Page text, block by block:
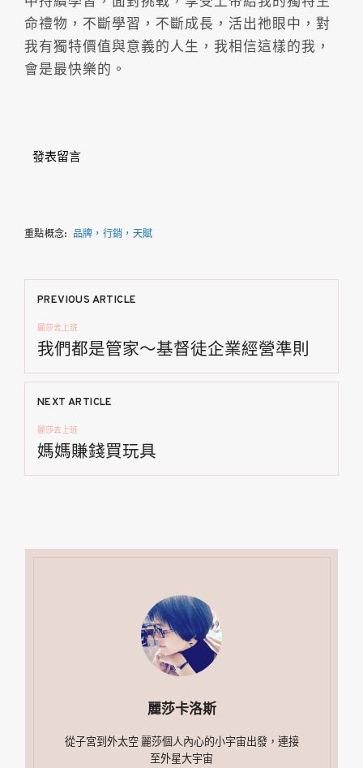
命禮物，不斷學習，不斷成長，活出祂眼中，對
我有獨特價值與意義的人生，我相信這樣的我，
會是最快樂的。
發表留言
重點概念: 品牌，行銷，天賦
文
章
導
覽
PREVIOUS ARTICLE
麗莎去上班
我們都是管家～基督徒企業經營準則
NEXT ARTICLE
麗莎去上班
媽媽賺錢買玩具
麗莎卡洛斯
從子宮到外太空 麗莎個人內心的小宇宙出發，連接
至外星大宇宙